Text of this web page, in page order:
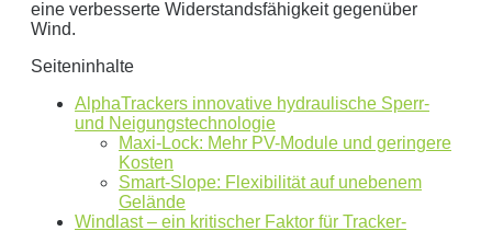
Dies ist eine beispielhafte Rechnung mit folgender
0kWh Verbrauch
aktuellen Strompreis von
Photovoltaikanlage mit0kWp Leistung
Stromspeicher mit einer Kapazität von0kW
eine verbesserte Widerstandsfähigkeit gegenüber
Wind.
Seiteninhalte
AlphaTrackers innovative hydraulische Sperr-
und Neigungstechnologie
Maxi-Lock: Mehr PV-Module und geringere
Kosten
Smart-Slope: Flexibilität auf unebenem
Gelände
Windlast – ein kritischer Faktor für Tracker-